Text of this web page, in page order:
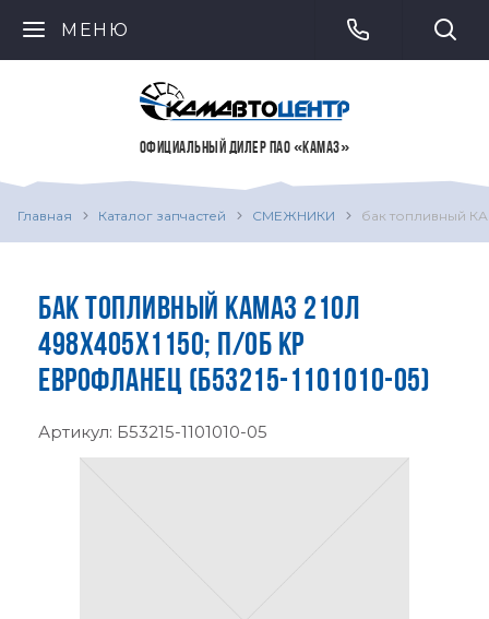
МЕНЮ
ОФИЦИАЛЬНЫЙ ДИЛЕР ПАО «КАМАЗ»
Главная Каталог запчастей СМЕЖНИКИ бак топливный
БАК ТОПЛИВНЫЙ КАМАЗ 210Л
498Х405Х1150; П/ОБ КР
ЕВРОФЛАНЕЦ (Б53215-1101010-05)
Артикул: Б53215-1101010-05